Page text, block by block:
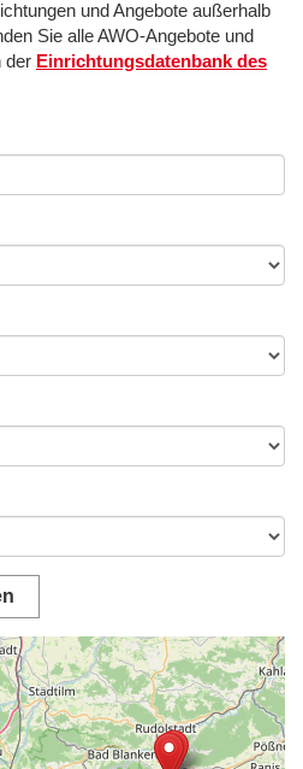
und Angebote außerhalb
Sie alle AWO-Angebote und
der Einrichtungsdatenbank des